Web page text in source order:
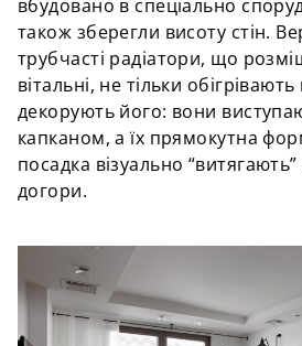
вбудовано в спеціально
також зберегли висоту стін.
трубчасті радіатори, що
вітальні, не тільки
декорують його: вони
капканом, а їх прямокутна
посадка візуально
догори.